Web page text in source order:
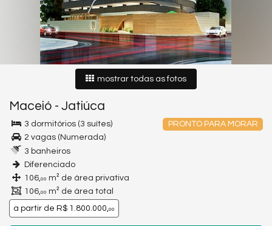
mostrar todas as fotos
Maceió - Jatiúca
PRONTO PARA MORAR
3 dormitórios (3 suítes)
2 vagas (Numerada)
3 banheiros
Diferenciado
106,00 m² de área privativa
106,00 m² de área total
a partir de R$ 1.800.000,00